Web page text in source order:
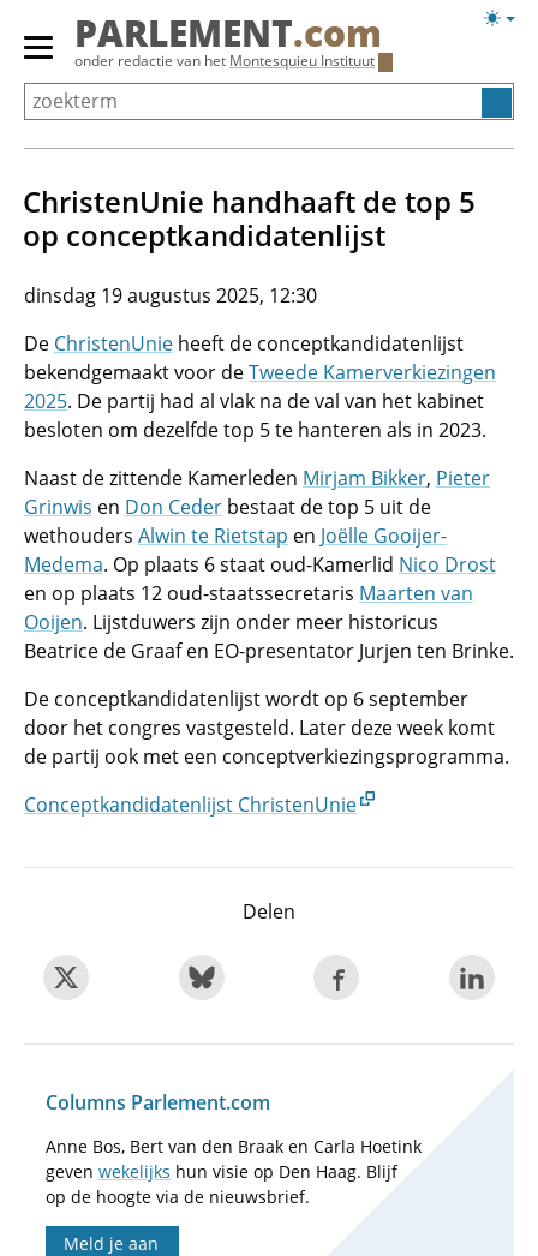
Overslaan
Primair
menu
tonen/verbergen
PARLEMENT.com
onder redactie van het Montesquieu Instituut
ChristenUnie handhaaft de top 5
op conceptkandidatenlijst
dinsdag 19 augustus 2025, 12:30
De ChristenUnie heeft de conceptkandidatenlijst
bekendgemaakt voor deTweede Kamerverkiezingen
2025. De partij had al vlak na de val van het kabinet
besloten om dezelfde top 5 te hanteren als in 2023.
Naast de zittende Kamerleden Mirjam Bikker, Pieter
Grinwis en Don Ceder bestaat de top 5 uit de
wethouders Alwin te Rietstap en Joëlle Gooijer-
Medema. Op plaats 6 staat oud-Kamerlid Nico Drost
en op plaats 12 oud-staatssecretaris Maarten van
Ooijen. Lijstduwers zijn onder meer historicus
Beatrice de Graaf en EO-presentator Jurjen ten Brinke.
De conceptkandidatenlijst wordt op 6 september
door het congres vastgesteld. Later deze week komt
de partij ook met een conceptverkiezingsprogramma.
Conceptkandidatenlijst ChristenUnie
Delen
Columns Parlement.com
Anne Bos, Bert van den Braak en Carla Hoetink
geven wekelijks hun visie op Den Haag. Blijf
op de hoogte via de nieuwsbrief.
Meld je aan